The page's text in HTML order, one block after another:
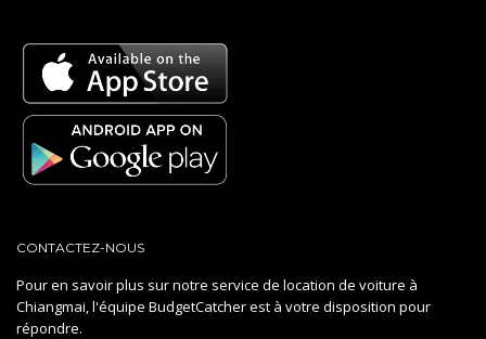
CONTACTEZ-NOUS
Pour en savoir plus sur notre service de location de voiture à
Chiangmai, l'équipe BudgetCatcher est à votre disposition pour
répondre.